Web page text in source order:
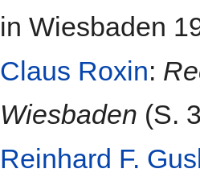
in Wiesbaden
Claus Roxin:
Wiesbaden (S.
Reinhard F.